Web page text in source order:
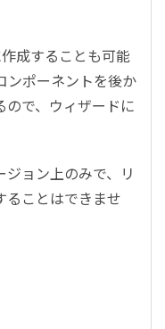
成することも可能
ンポーネントを後か
ので、ウィザードに
ョン上のみで、リ
ることはできませ